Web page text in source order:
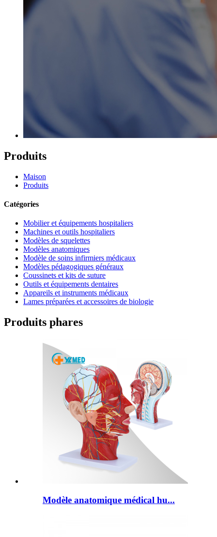
Produits
Maison
Produits
Catégories
Mobilier et équipements hospitaliers
Machines et outils hospitaliers
Modèles de squelettes
Modèles anatomiques
Modèle de soins infirmiers médicaux
Modèles pédagogiques généraux
Coussinets et kits de suture
Outils et équipements dentaires
Appareils et instruments médicaux
Lames préparées et accessoires de biologie
Produits phares
Modèle anatomique médical hu...